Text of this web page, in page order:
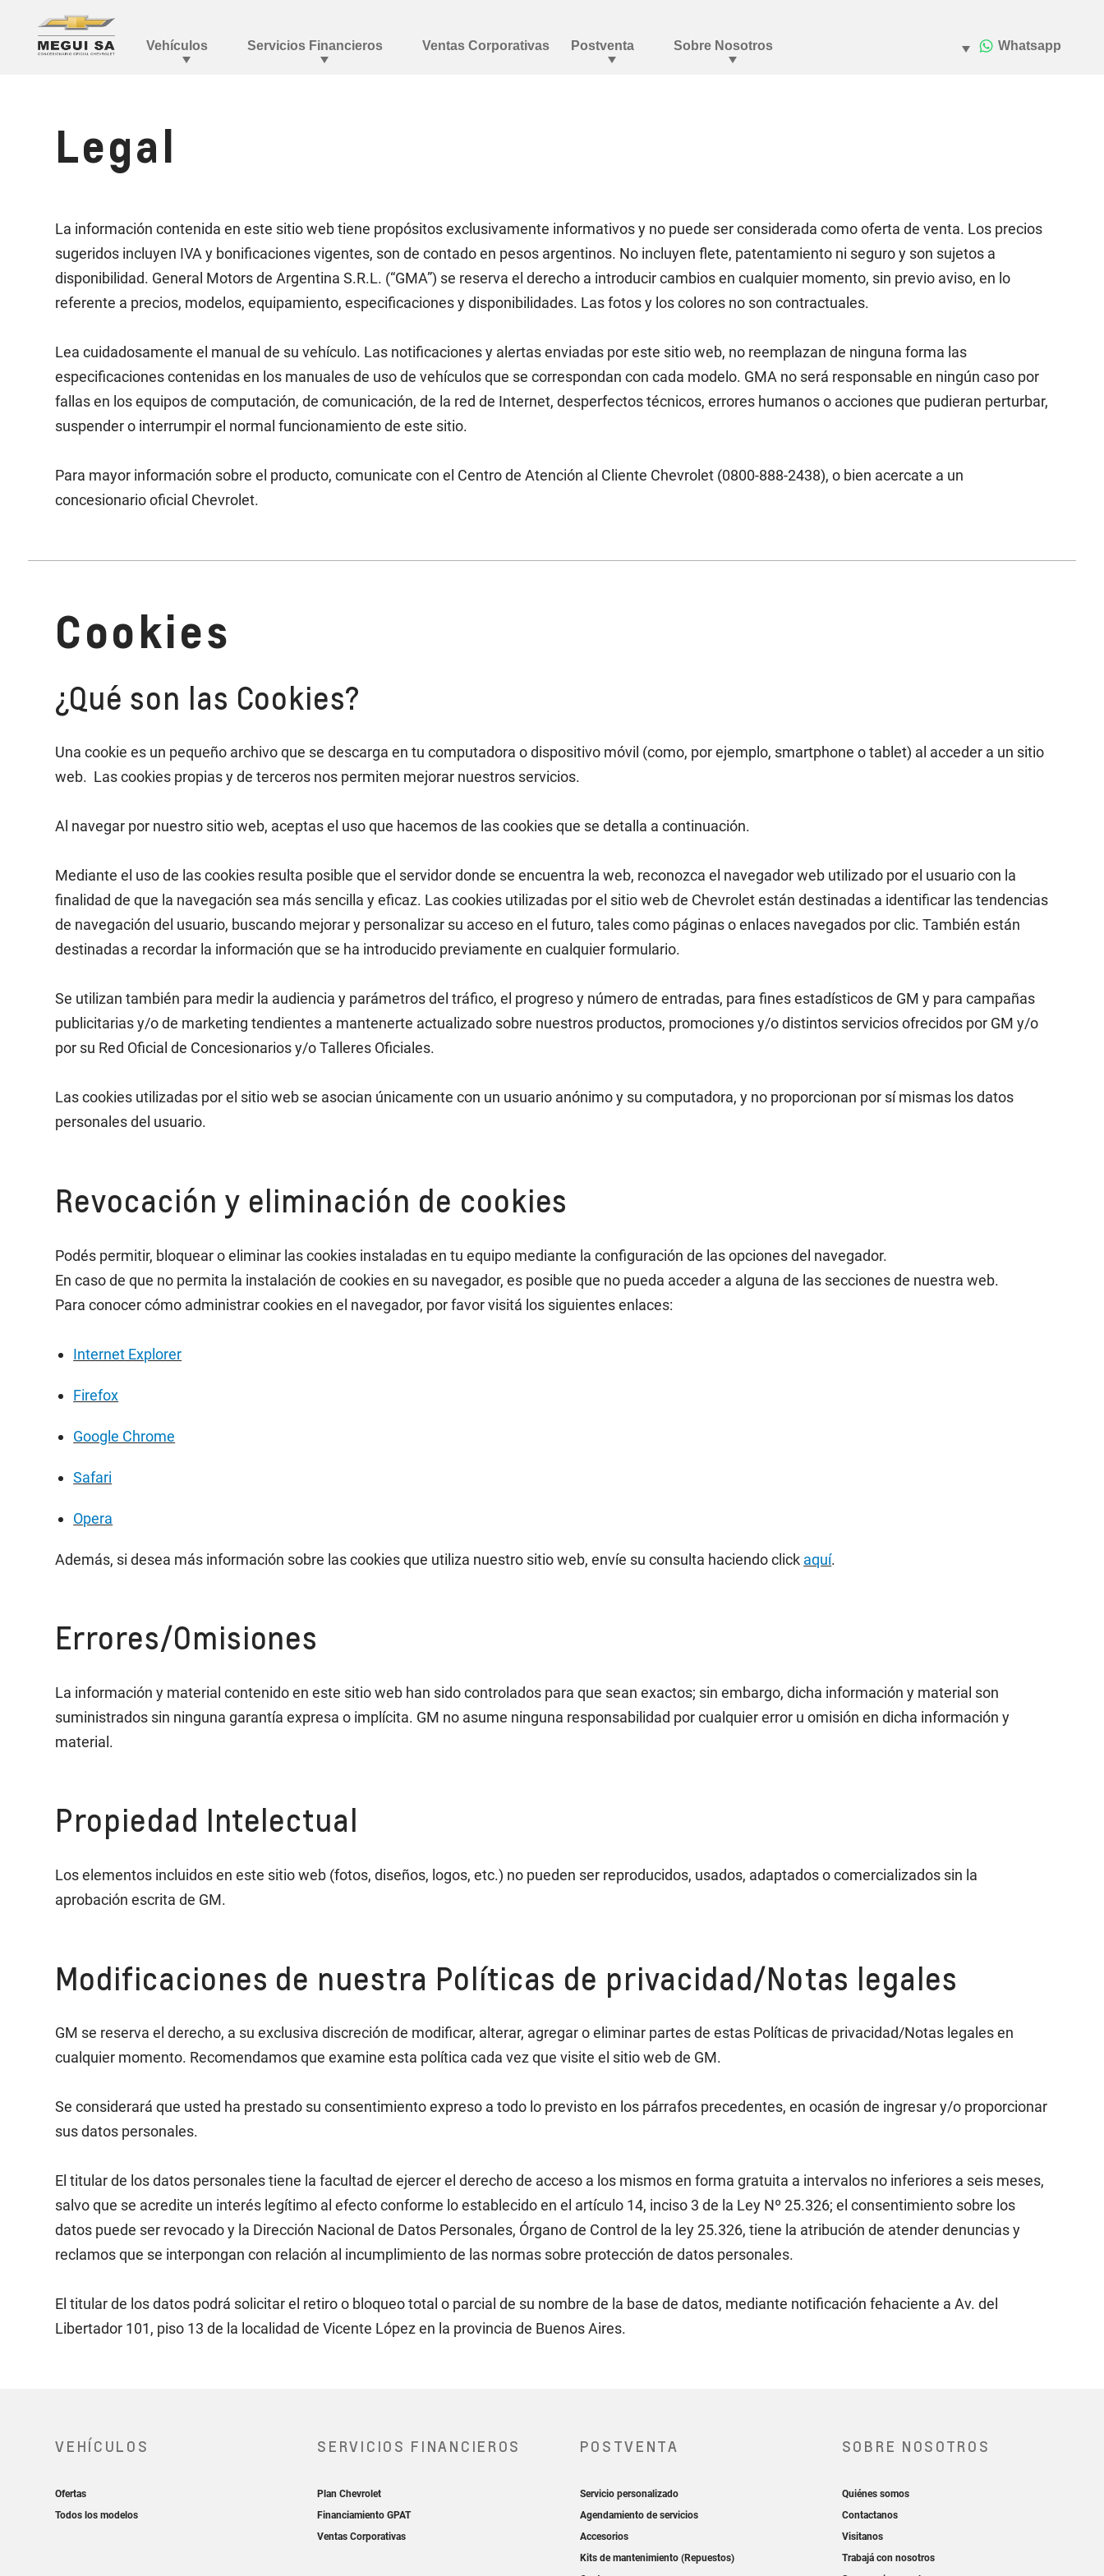
Legal
La información contenida en este sitio web tiene propósitos exclusivamente informativos y no puede ser considerada como oferta de venta. Los precios
sugeridos incluyen IVA y bonificaciones vigentes, son de contado en pesos argentinos. No incluyen flete, patentamiento ni seguro y son sujetos a
disponibilidad. General Motors de Argentina S.R.L. (“GMA”) se reserva el derecho a introducir cambios en cualquier momento, sin previo aviso, en lo
referente a precios, modelos, equipamiento, especificaciones y disponibilidades. Las fotos y los colores no son contractuales.
Lea cuidadosamente el manual de su vehículo. Las notificaciones y alertas enviadas por este sitio web, no reemplazan de ninguna forma las
especificaciones contenidas en los manuales de uso de vehículos que se correspondan con cada modelo. GMA no será responsable en ningún caso por
fallas en los equipos de computación, de comunicación, de la red de Internet, desperfectos técnicos, errores humanos o acciones que pudieran perturbar,
suspender o interrumpir el normal funcionamiento de este sitio.
Para mayor información sobre el producto, comunicate con el Centro de Atención al Cliente Chevrolet (0800-888-2438), o bien acercate a un
concesionario oficial Chevrolet.
Cookies
¿Qué son las Cookies?
Una cookie es un pequeño archivo que se descarga en tu computadora o dispositivo móvil (como, por ejemplo, smartphone o tablet) al acceder a un sitio
web. Las cookies propias y de terceros nos permiten mejorar nuestros servicios.
Al navegar por nuestro sitio web, aceptas el uso que hacemos de las cookies que se detalla a continuación.
Mediante el uso de las cookies resulta posible que el servidor donde se encuentra la web, reconozca el navegador web utilizado por el usuario con la
finalidad de que la navegación sea más sencilla y eficaz. Las cookies utilizadas por el sitio web de Chevrolet están destinadas a identificar las tendencias
de navegación del usuario, buscando mejorar y personalizar su acceso en el futuro, tales como páginas o enlaces navegados por clic. También están
destinadas a recordar la información que se ha introducido previamente en cualquier formulario.
Se utilizan también para medir la audiencia y parámetros del tráfico, el progreso y número de entradas, para fines estadísticos de GM y para campañas
publicitarias y/o de marketing tendientes a mantenerte actualizado sobre nuestros productos, promociones y/o distintos servicios ofrecidos por GM y/o
por su Red Oficial de Concesionarios y/o Talleres Oficiales.
Las cookies utilizadas por el sitio web se asocian únicamente con un usuario anónimo y su computadora, y no proporcionan por sí mismas los datos
personales del usuario.
Revocación y eliminación de cookies
Podés permitir, bloquear o eliminar las cookies instaladas en tu equipo mediante la configuración de las opciones del navegador.
En caso de que no permita la instalación de cookies en su navegador, es posible que no pueda acceder a alguna de las secciones de nuestra web.
Para conocer cómo administrar cookies en el navegador, por favor visitá los siguientes enlaces:
Internet Explorer
Firefox
Google Chrome
Safari
Opera
Además, si desea más información sobre las cookies que utiliza nuestro sitio web, envíe su consulta haciendo click aquí.
Errores/Omisiones
La información y material contenido en este sitio web han sido controlados para que sean exactos; sin embargo, dicha información y material son
suministrados sin ninguna garantía expresa o implícita. GM no asume ninguna responsabilidad por cualquier error u omisión en dicha información y
material.
Propiedad Intelectual
Los elementos incluidos en este sitio web (fotos, diseños, logos, etc.) no pueden ser reproducidos, usados, adaptados o comercializados sin la
aprobación escrita de GM.
Modificaciones de nuestra Políticas de privacidad/Notas legales
GM se reserva el derecho, a su exclusiva discreción de modificar, alterar, agregar o eliminar partes de estas Políticas de privacidad/Notas legales en
cualquier momento. Recomendamos que examine esta política cada vez que visite el sitio web de GM.
Se considerará que usted ha prestado su consentimiento expreso a todo lo previsto en los párrafos precedentes, en ocasión de ingresar y/o proporcionar
sus datos personales.
El titular de los datos personales tiene la facultad de ejercer el derecho de acceso a los mismos en forma gratuita a intervalos no inferiores a seis meses,
salvo que se acredite un interés legítimo al efecto conforme lo establecido en el artículo 14, inciso 3 de la Ley Nº 25.326; el consentimiento sobre los
datos puede ser revocado y la Dirección Nacional de Datos Personales, Órgano de Control de la ley 25.326, tiene la atribución de atender denuncias y
reclamos que se interpongan con relación al incumplimiento de las normas sobre protección de datos personales.
El titular de los datos podrá solicitar el retiro o bloqueo total o parcial de su nombre de la base de datos, mediante notificación fehaciente a Av. del
Libertador 101, piso 13 de la localidad de Vicente López en la provincia de Buenos Aires.